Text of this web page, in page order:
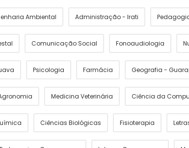
Ambiental Administração - Irati
Comunicação Social Fonoaudiologia
Psicologia Farmácia Geografia -
Medicina Veterinária Ciência da
Ciências Biológicas Fisioterapia